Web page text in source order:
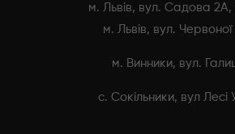
м. Львів, вул. Садова 2А,
м. Львів, вул.
м. Винники, вул.
с. Сокільники, вул Лесі